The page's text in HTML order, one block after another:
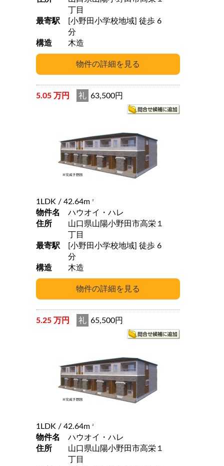
丁目
最寄駅
[小野田小学校地域] 徒歩 6
分
構造
木造
5.05 万円 礼 63,500円
1LDK / 42.64m 2
物件名
ハウオイ・ハレ
住所
山口県山陽小野田市高栄１
丁目
最寄駅
[小野田小学校地域] 徒歩 6
分
構造
木造
5.25 万円 礼 65,500円
1LDK / 42.64m 2
物件名
ハウオイ・ハレ
住所
山口県山陽小野田市高栄１
丁目